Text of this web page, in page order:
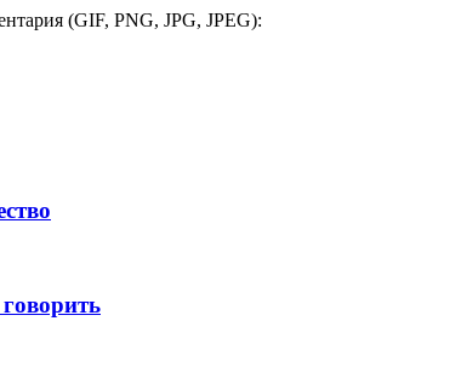
(GIF, PNG, JPG, JPEG):